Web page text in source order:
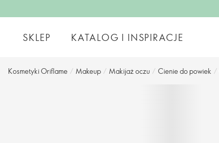
SKLEP KATALOG I INSPIRACJE
Kosmetyki Oriflame / Makeup / Makijaż oczu / Cienie do powiek /